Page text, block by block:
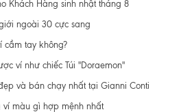
Khách Hàng sinh nhật tháng 8
ngoài 30 cực sang
cầm tay không?
ví như chiếc Túi "Doraemon"
và bán chạy nhất tại Gianni Conti
ví màu gì hợp mệnh nhất